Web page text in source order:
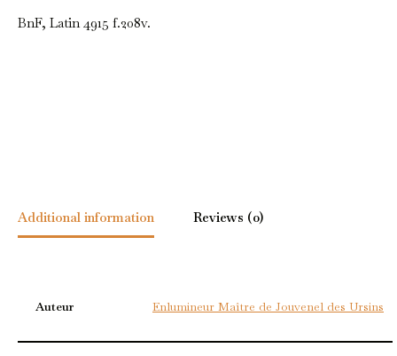
BnF, Latin 4915 f.208v.
Additional information Reviews (0)
Auteur Enlumineur Maître de Jouvenel des Ursins